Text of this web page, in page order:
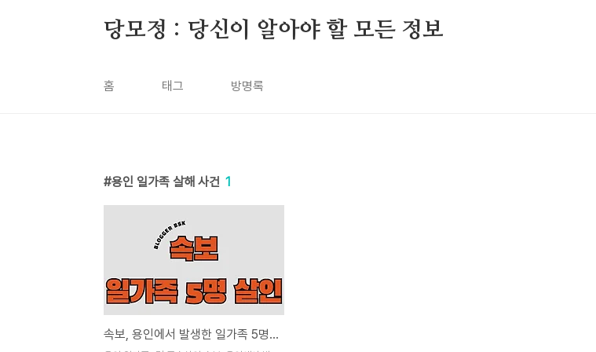
당모정 : 당신이 알아야 할 모든 정보
홈 태그 방명록
용인 일가족 살해 사건 1
속보, 용인에서 발생한 일가족 5명 존속살인 사건